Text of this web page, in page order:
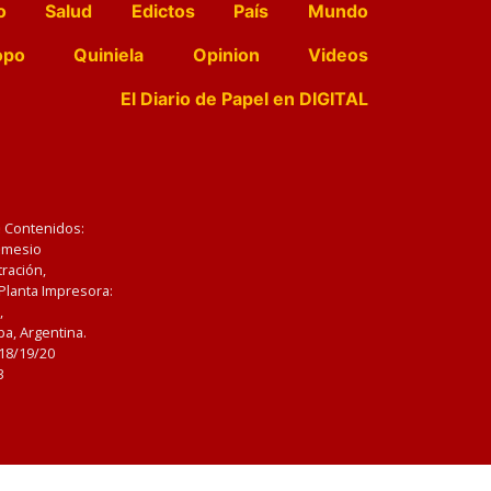
Salud Edictos País
Mundo
Quiniela Opinion
Videos
El Diario de Papel en DIGITAL
Impresora:
Argentina.
19/20